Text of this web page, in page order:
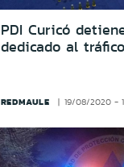
PDI Curicó
dedicado al
REDMAULE 19/08/2020 -